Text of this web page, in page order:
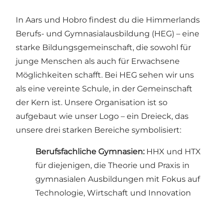
In Aars und Hobro findest du die Himmerlands
Berufs- und Gymnasialausbildung (HEG) – eine
starke Bildungsgemeinschaft, die sowohl für
junge Menschen als auch für Erwachsene
Möglichkeiten schafft. Bei HEG sehen wir uns
als eine vereinte Schule, in der Gemeinschaft
der Kern ist. Unsere Organisation ist so
aufgebaut wie unser Logo – ein Dreieck, das
unsere drei starken Bereiche symbolisiert:
Berufsfachliche Gymnasien: HHX und HTX
für diejenigen, die Theorie und Praxis in
gymnasialen Ausbildungen mit Fokus auf
Technologie, Wirtschaft und Innovation